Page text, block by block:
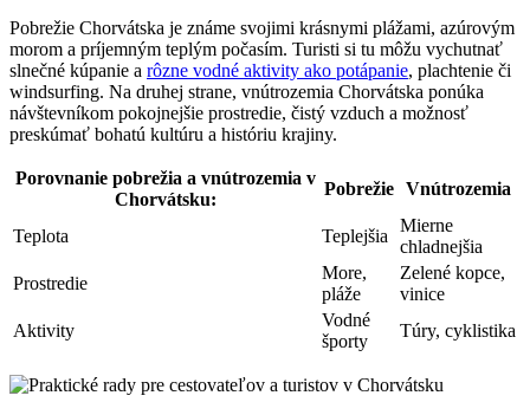
Pobrežie Chorvátska je známe svojimi krásnymi plážami, azúrovým
morom a príjemným teplým počasím. Turisti si tu môžu vychutnať
slnečné kúpanie a rôzne vodné aktivity ako potápanie, plachtenie či
windsurfing. Na druhej strane, vnútrozemia Chorvátska ponúka
návštevníkom pokojnejšie prostredie, čistý vzduch a možnosť
preskúmať bohatú kultúru a históriu krajiny.
Porovnanie pobrežia a vnútrozemia v
Chorvátsku:
Pobrežie Vnútrozemia
Teplota Teplejšia
Mierne
chladnejšia
Prostredie
More,
pláže
Zelené kopce,
vinice
Aktivity
Vodné
športy
Túry, cyklistika